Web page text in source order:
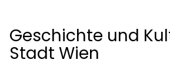
Geschichte und
Stadt Wien